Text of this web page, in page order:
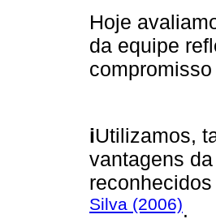
Hoje
da equipe
iUtilizamos,
vantagens
Silva (2006).